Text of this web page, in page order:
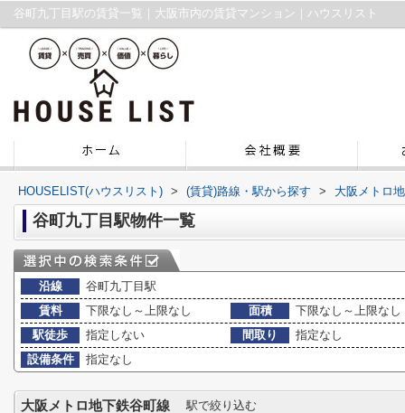
谷町九丁目駅の賃貸一覧｜大阪市内の賃貸マンション｜ハウスリスト
HOUSELIST(ハウスリスト) > (賃貸)路線・駅から探す > 大阪メトロ
谷町九丁目駅物件一覧
沿線
谷町九丁目駅
賃料
下限なし～上限なし 面積
下限なし～上限なし
駅徒歩
指定しない 間取り
指定なし
設備条件
指定なし
大阪メトロ地下鉄谷町線 駅で絞り込む